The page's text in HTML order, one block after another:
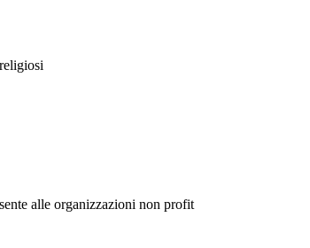
alle organizzazioni non profit